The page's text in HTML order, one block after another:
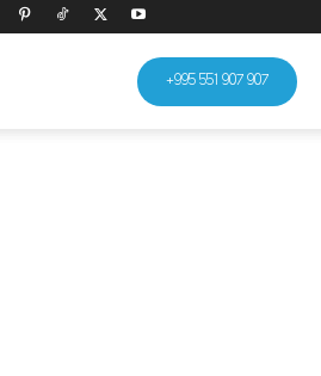
+995 551 907 907